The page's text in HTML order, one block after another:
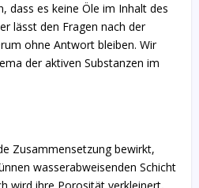
dass es keine Öle im Inhalt des
lässt den Fragen nach der
ohne Antwort bleiben. Wir
der aktiven Substanzen im
Zusammensetzung bewirkt,
wasserabweisenden Schicht